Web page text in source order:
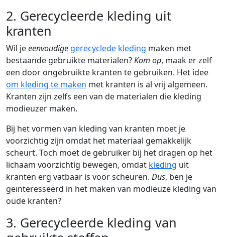
2. Gerecycleerde kleding uit
kranten
Wil jeeenvoudige gerecyclede kleding maken met
bestaande gebruikte materialen?Kom op, maak er zelf
een door ongebruikte kranten te gebruiken. Het idee
om kleding te maken met kranten is al vrij algemeen.
Kranten zijn zelfs een van de materialen die kleding
modieuzer maken.
Bij het vormen van kleding van kranten moet je
voorzichtig zijn omdat het materiaal gemakkelijk
scheurt. Toch moet de gebruiker bij het dragen op het
lichaam voorzichtig bewegen, omdat kleding uit
kranten erg vatbaar is voor scheuren. Dus, ben je
geïnteresseerd in het maken van modieuze kleding van
oude kranten?
3. Gerecycleerde kleding van